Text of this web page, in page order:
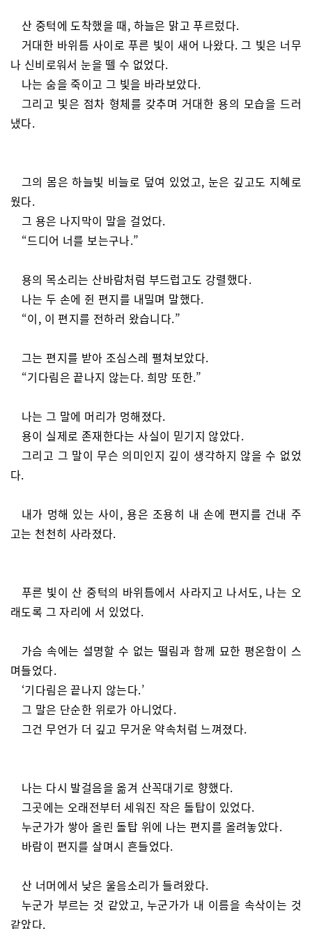
산 중턱에 도착했을 때, 하늘은 맑고 푸르렀다.
거대한 바위틈 사이로 푸른 빛이 새어 나왔다. 그 빛은 너무
나 신비로워서 눈을 뗄 수 없었다.
나는 숨을 죽이고 그 빛을 바라보았다.
그리고 빛은 점차 형체를 갖추며 거대한 용의 모습을 드러
냈다.
그의 몸은 하늘빛 비늘로 덮여 있었고, 눈은 깊고도 지혜로
웠다.
그 용은 나지막이 말을 걸었다.
“드디어 너를 보는구나.”
용의 목소리는 산바람처럼 부드럽고도 강렬했다.
나는 두 손에 쥔 편지를 내밀며 말했다.
“이, 이 편지를 전하러 왔습니다.”
그는 편지를 받아 조심스레 펼쳐보았다.
“기다림은 끝나지 않는다. 희망 또한.”
나는 그 말에 머리가 멍해졌다.
용이 실제로 존재한다는 사실이 믿기지 않았다.
그리고 그 말이 무슨 의미인지 깊이 생각하지 않을 수 없었
다.
내가 멍해 있는 사이, 용은 조용히 내 손에 편지를 건내 주
고는 천천히 사라졌다.
푸른 빛이 산 중턱의 바위틈에서 사라지고 나서도, 나는 오
래도록 그 자리에 서 있었다.
가슴 속에는 설명할 수 없는 떨림과 함께 묘한 평온함이 스
며들었다.
‘기다림은 끝나지 않는다.’
그 말은 단순한 위로가 아니었다.
그건 무언가 더 깊고 무거운 약속처럼 느껴졌다.
나는 다시 발걸음을 옮겨 산꼭대기로 향했다.
그곳에는 오래전부터 세워진 작은 돌탑이 있었다.
누군가가 쌓아 올린 돌탑 위에 나는 편지를 올려놓았다.
바람이 편지를 살며시 흔들었다.
산 너머에서 낮은 울음소리가 들려왔다.
누군가 부르는 것 같았고, 누군가가 내 이름을 속삭이는 것
같았다.